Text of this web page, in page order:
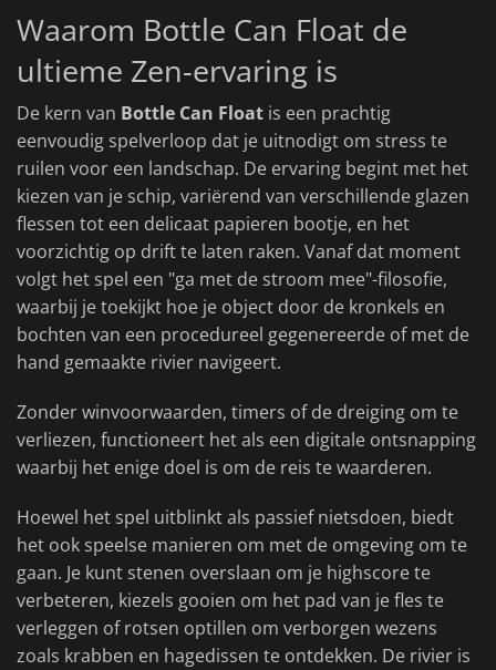
Waarom Bottle Can Float de
ultieme Zen-ervaring is
De kern van Bottle Can Float is een prachtig
eenvoudig spelverloop dat je uitnodigt om stress te
ruilen voor een landschap. De ervaring begint met het
kiezen van je schip, variërend van verschillende glazen
flessen tot een delicaat papieren bootje, en het
voorzichtig op drift te laten raken. Vanaf dat moment
volgt het spel een "ga met de stroom mee"-filosofie,
waarbij je toekijkt hoe je object door de kronkels en
bochten van een procedureel gegenereerde of met de
hand gemaakte rivier navigeert.
Zonder winvoorwaarden, timers of de dreiging om te
verliezen, functioneert het als een digitale ontsnapping
waarbij het enige doel is om de reis te waarderen.
Hoewel het spel uitblinkt als passief nietsdoen, biedt
het ook speelse manieren om met de omgeving om te
gaan. Je kunt stenen overslaan om je highscore te
verbeteren, kiezels gooien om het pad van je fles te
verleggen of rotsen optillen om verborgen wezens
zoals krabben en hagedissen te ontdekken. De rivier is